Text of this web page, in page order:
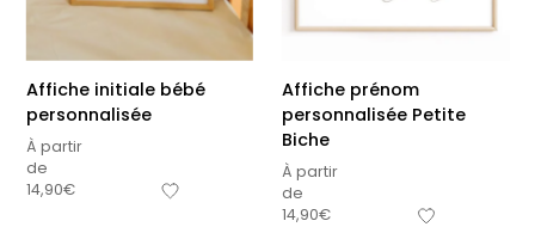
Affiche initiale bébé
personnalisée
À partir
de
14,90€
Affiche prénom
personnalisée Petite
Biche
À partir
de
14,90€